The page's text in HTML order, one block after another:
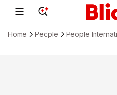
Home People People